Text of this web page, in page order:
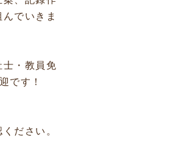
でいきま
士・教員免
です！
ださい。